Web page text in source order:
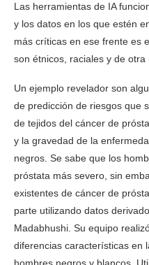
Las herramientas de IA
y los datos en los que estén
más críticas en ese frente es
son étnicos, raciales y de otra
Un ejemplo revelador son
de predicción de riesgos que
de tejidos del cáncer de
y la gravedad de la
negros. Se sabe que los
próstata más severo, sin
existentes de cáncer de
parte utilizando datos
Madabhushi. Su equipo
diferencias características en